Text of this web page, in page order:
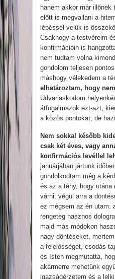
hanem akkor már illőnek
előtt is megvallani a
lépéssel velük is
Csakhogy a testvéreim
konfirmációin is
nem tudtam volna
gondolom teljesen
máshogy vélekedem a
elhatároztam, hogy
Udvariaskodom
átfogalmazok ezt-azt,
a közös pontokat, de
Nem sokkal később
csak két éves, vagy
konfirmációs levéllel
januárjában jártunk
gondolkodtam még a
és az a tény, hogy utána
várni, végül arra a
ez mégsem az én utam:
rengeteg hasznos
majd más módokon
nagy döntéseket,
a felelősséget, csodás
és Isten megmutatta,
akármerre mehetünk
igazságérzetem és a